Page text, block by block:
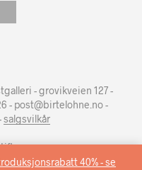
40% - se
- grovikveien 127 -
- post@birtelohne.no -
salgsvilkår
.